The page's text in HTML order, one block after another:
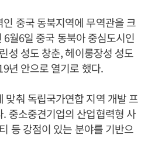
중국 동북지역에 무역관을 크
월6일 중국 동북아 중심도시인
성 성도 창춘, 헤이룽장성 성도
년 안으로 열기로 했다.
맞춰 독립국가연합 지역 개발 프
중소중견기업의 산업협력형 사
등 강점이 있는 분야를 기반으